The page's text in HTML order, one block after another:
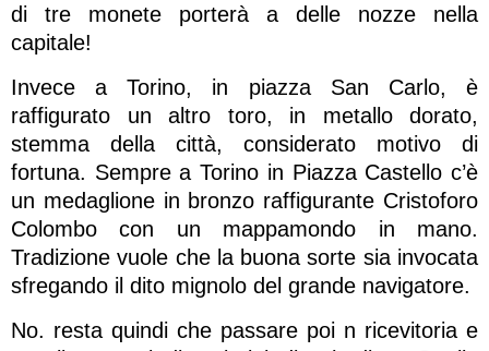
di tre monete porterà a delle nozze nella
capitale!
Invece a Torino, in piazza San Carlo, è
raffigurato un altro toro, in metallo dorato,
stemma della città, considerato motivo di
fortuna. Sempre a Torino in Piazza Castello c’è
un medaglione in bronzo raffigurante Cristoforo
Colombo con un mappamondo in mano.
Tradizione vuole che la buona sorte sia invocata
sfregando il dito mignolo del grande navigatore.
No. resta quindi che passare poi n ricevitoria e